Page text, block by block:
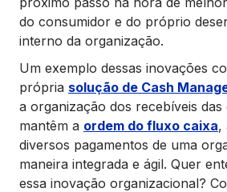
do consumidor e do próprio
interno da organização.
Um exemplo dessas inovações
própria solução de Cash
a organização dos recebíveis das
mantêm a ordem do fluxo caixa,
diversos pagamentos de uma
maneira integrada e ágil. Quer
essa inovação organizacional?